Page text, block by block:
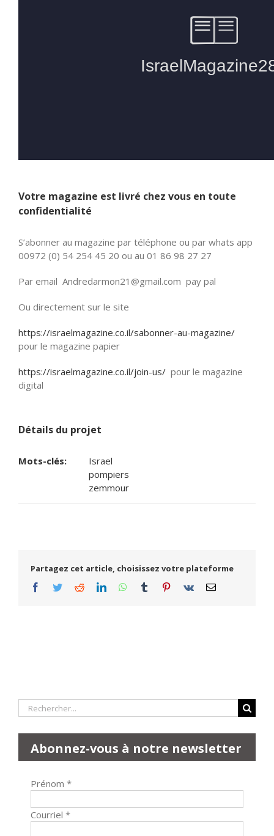
Votre magazine est livré chez vous en toute
confidentialité
S’abonner au magazine par téléphone ou par whats app
00972 (0) 54 254 45 20 ou au 01 86 98 27 27
Par email Andredarmon21@gmail.com pay pal
Ou directement sur le site
https://israelmagazine.co.il/sabonner-au-magazine/
pour le magazine papier
https://israelmagazine.co.il/join-us/ pour le magazine
digital
Détails du projet
Mots-clés:
Israel
pompiers
zemmour
Partagez cet article, choisissez votre plateforme
Facebook
TwitterRedditLinkedInWhatsApp
Tumblr Pinterest
Vk Email
Rechercher:
Abonnez-vous à notre newsletter
Prénom *
Courriel *